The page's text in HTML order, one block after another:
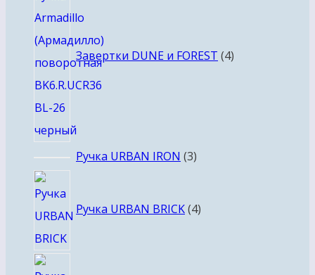
Завертки DUNE и FOREST 4
Ручка URBAN IRON 33
Ручка URBAN BRICK 4товара